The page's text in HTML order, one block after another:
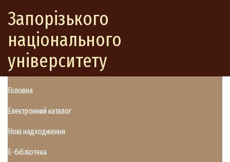
Запорізького
національного
університету
Головна
Електронний каталог
Нові надходження
E-бібліотека